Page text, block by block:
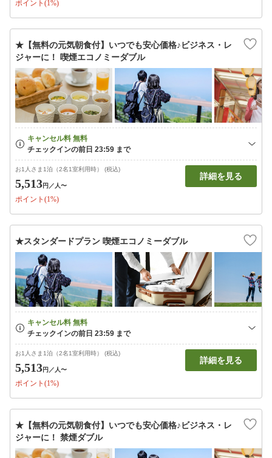
ポイント(1%)
★【無料の元気朝食付】いつでも安心価格♪ビジネス・レ
ジャーに！ 喫煙エコノミーダブル
お1人さま1泊（2名1室利用時） (税込)
5,513円 ／人〜
ポイント(1%)
詳細を見る
★スタンダードプラン 喫煙エコノミーダブル
お1人さま1泊（2名1室利用時） (税込)
5,513円 ／人〜
ポイント(1%)
詳細を見る
★【無料の元気朝食付】いつでも安心価格♪ビジネス・レ
ジャーに！ 禁煙ダブル